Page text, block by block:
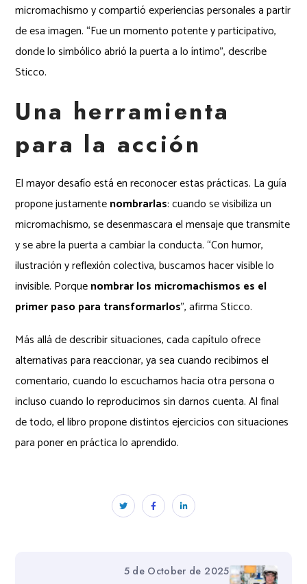
micromachismo y compartió experiencias personales a partir
de esa imagen. “Fue un momento potente y participativo,
donde lo simbólico abrió la puerta a lo íntimo”, describe
Sticco.
Una herramienta
para la acción
El mayor desafío está en reconocer estas prácticas. La guía
propone justamentenombrarlas: cuando se visibiliza un
micromachismo, se desenmascara el mensaje que transmite
y se abre la puerta a cambiar la conducta. “Con humor,
ilustración y reflexión colectiva, buscamos hacer visible lo
invisible. Porquenombrar los micromachismos es el
primer paso para transformarlos”, afirma Sticco.
Más allá de describir situaciones, cada capítulo ofrece
alternativas para reaccionar, ya sea cuando recibimos el
comentario, cuando lo escuchamos hacia otra persona o
incluso cuando lo reproducimos sin darnos cuenta. Al final
de todo, el libro propone distintos ejercicios con situaciones
para poner en práctica lo aprendido.
5 de October de 2025